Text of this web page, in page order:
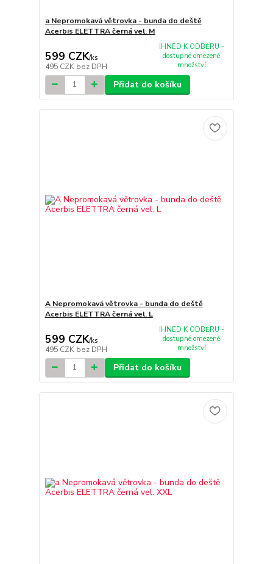
a Nepromokavá větrovka - bunda do deště
Acerbis ELETTRA černá vel. M
599 CZK/ks
495 CZK bez DPH
IHNED K ODBĚRU -
dostupné omezené
množství
Přidat do košíku
A Nepromokavá větrovka - bunda do deště
Acerbis ELETTRA černá vel. L
599 CZK/ks
495 CZK bez DPH
IHNED K ODBĚRU -
dostupné omezené
množství
Přidat do košíku